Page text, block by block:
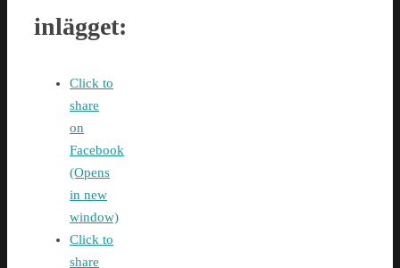
inlägget:
Click to
share
on
Facebook
(Opens
in new
window)
Click to
share